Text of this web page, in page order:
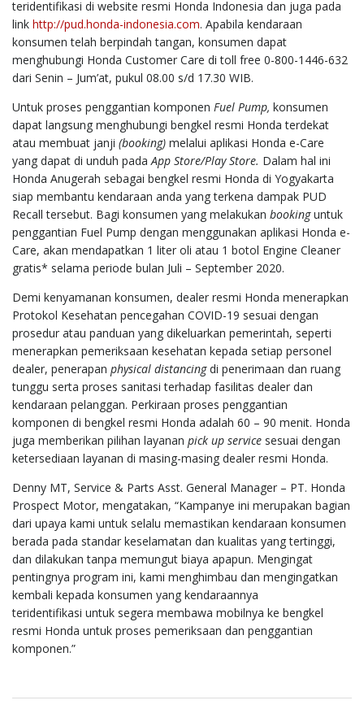
teridentifikasi di website resmi Honda Indonesia dan juga pada
link http://pud.honda-indonesia.com. Apabila kendaraan
konsumen telah berpindah tangan, konsumen dapat
menghubungi Honda Customer Care di toll free 0-800-1446-632
dari Senin – Jum’at, pukul 08.00 s/d 17.30 WIB.
Untuk proses penggantian komponen Fuel Pump, konsumen
dapat langsung menghubungi bengkel resmi Honda terdekat
atau membuat janji (booking) melalui aplikasi Honda e-Care
yang dapat di unduh pada App Store/Play Store. Dalam hal ini
Honda Anugerah sebagai bengkel resmi Honda di Yogyakarta
siap membantu kendaraan anda yang terkena dampak PUD
Recall tersebut. Bagi konsumen yang melakukan bookinguntuk
penggantian Fuel Pump dengan menggunakan aplikasi Honda e-
Care, akan mendapatkan 1 liter oli atau 1 botol Engine Cleaner
gratis* selama periode bulan Juli – September 2020.
Demi kenyamanan konsumen, dealer resmi Honda menerapkan
Protokol Kesehatan pencegahan COVID-19 sesuai dengan
prosedur atau panduan yang dikeluarkan pemerintah, seperti
menerapkan pemeriksaan kesehatan kepada setiap personel
dealer, penerapan physical distancingdi penerimaan dan ruang
tunggu serta proses sanitasi terhadap fasilitas dealer dan
kendaraan pelanggan. Perkiraan proses penggantian
komponen di bengkel resmi Honda adalah 60 – 90 menit. Honda
juga memberikan pilihan layanan pick up service sesuai dengan
ketersediaan layanan di masing-masing dealer resmi Honda.
Denny MT, Service & Parts Asst. General Manager – PT. Honda
Prospect Motor, mengatakan, “Kampanye ini merupakan bagian
dari upaya kami untuk selalu memastikan kendaraan konsumen
berada pada standar keselamatan dan kualitas yang tertinggi,
dan dilakukan tanpa memungut biaya apapun. Mengingat
pentingnya program ini, kami menghimbau dan mengingatkan
kembali kepada konsumen yang kendaraannya
teridentifikasi untuk segera membawa mobilnya ke bengkel
resmi Honda untuk proses pemeriksaan dan penggantian
komponen.”